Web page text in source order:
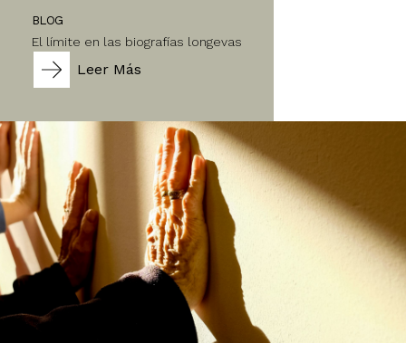
BLOG
El límite en las biografías longevas
Leer Más